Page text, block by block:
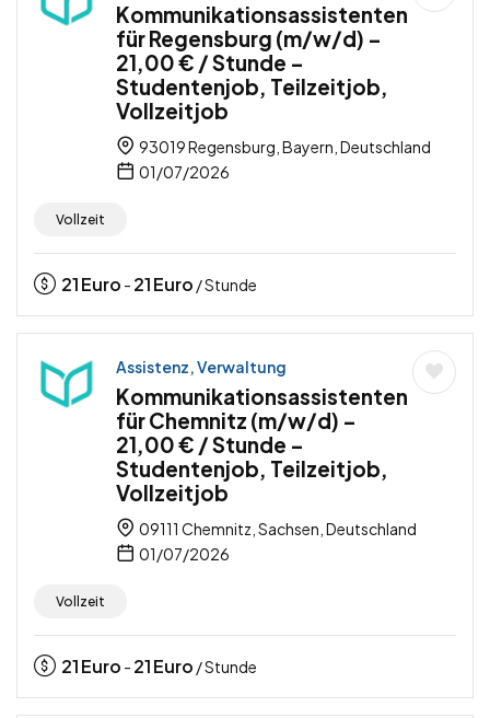
Kommunikationsassistenten
für Regensburg (m/w/d) –
21,00 € / Stunde –
Studentenjob, Teilzeitjob,
Vollzeitjob
93019 Regensburg, Bayern, Deutschland
01/07/2026
Vollzeit
21Euro - 21Euro / Stunde
Assistenz, Verwaltung
Kommunikationsassistenten
für Chemnitz (m/w/d) –
21,00 € / Stunde –
Studentenjob, Teilzeitjob,
Vollzeitjob
09111 Chemnitz, Sachsen, Deutschland
01/07/2026
Vollzeit
21Euro - 21Euro / Stunde